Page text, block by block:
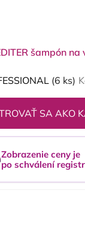
šampón na
(6 ks)
SA AKO
Zobrazenie ceny je
po schválení